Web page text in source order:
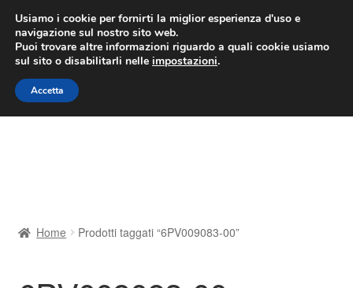
CONSEGNA da 7 EUR
Lun-Ven 9:00 - 16:00/800 580 290
Vai
alla
navigazione
Vai
al
contenuto
Home Prodotti taggati “6PV009083-00”
Usiamo i cookie per fornirti la miglior esperienza d'uso e
navigazione sul nostro sito web.
Puoi trovare altre informazioni riguardo a quali cookie usiamo
sul sito o disabilitarli nelle impostazioni.
Accetta